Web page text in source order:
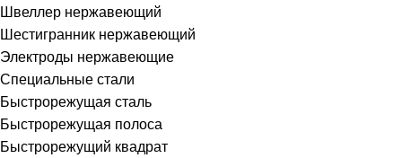
Швеллер нержавеющий
Шестигранник нержавеющий
Электроды нержавеющие
Специальные стали
Быстрорежущая сталь
Быстрорежущая полоса
Быстрорежущий квадрат